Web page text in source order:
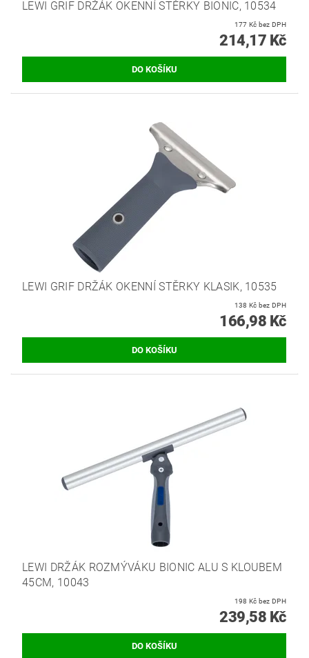
LEWI GRIF DRŽÁK OKENNÍ STĚRKY BIONIC, 10534
177 Kč bez DPH
214,17 Kč
LEWI GRIF DRŽÁK OKENNÍ STĚRKY KLASIK, 10535
138 Kč bez DPH
166,98 Kč
LEWI DRŽÁK ROZMÝVÁKU BIONIC ALU S KLOUBEM
45CM, 10043
198 Kč bez DPH
239,58 Kč